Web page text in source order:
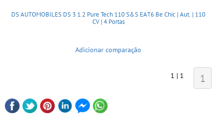
DS AUTOMOBILES DS 3 1.2 Pure Tech 110 S&S EAT6 Be Chic | Aut. | 110
CV | 4 Portas
Adicionar comparação
1 | 1 1